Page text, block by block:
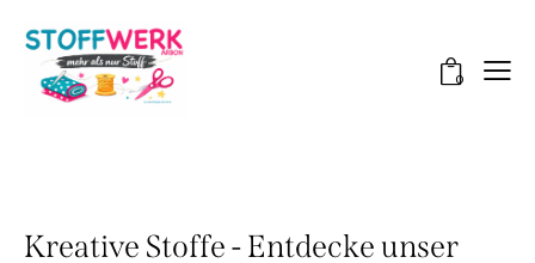
0
Kreative Stoffe - Entdecke unser